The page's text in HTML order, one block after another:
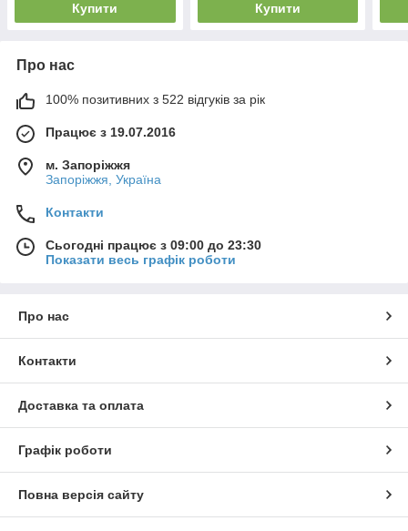
Купити Купити
Про нас
100% позитивних з 522 відгуків за рік
Працює з 19.07.2016
м. Запоріжжя
Запоріжжя, Україна
Контакти
Сьогодні працює з 09:00 до 23:30
Показати весь графік роботи
Про нас
Контакти
Доставка та оплата
Графік роботи
Повна версія сайту